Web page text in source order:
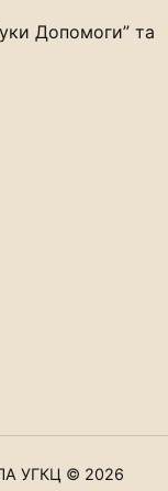
Допомоги” та
ЛА УГКЦ © 2026